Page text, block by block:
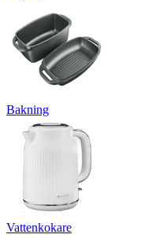
Bakning
Vattenkokare